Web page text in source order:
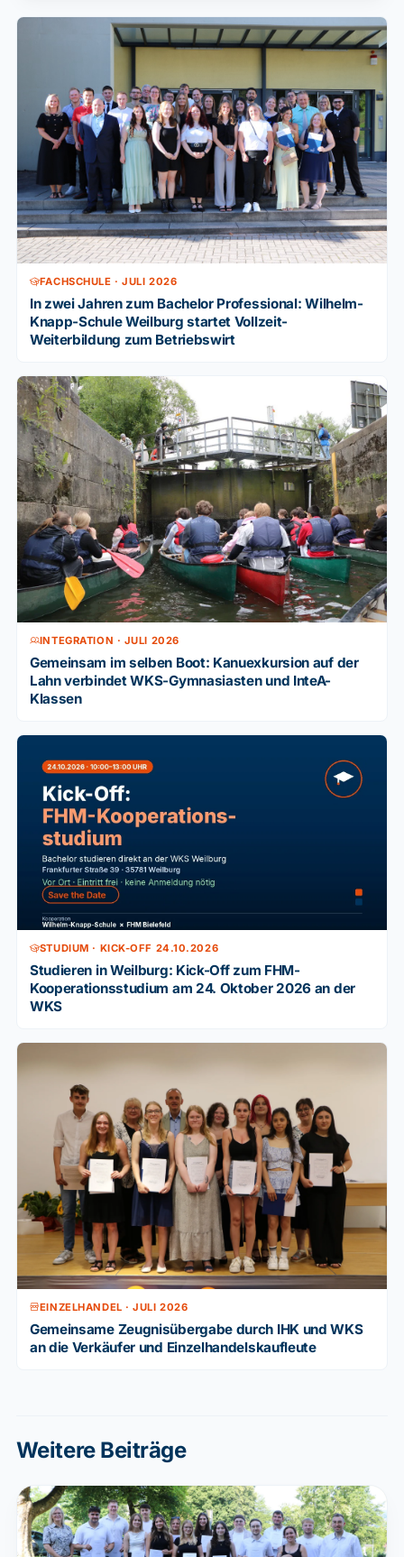
Schulform.
FACHSCHULE · JULI 2026
In zwei Jahren zum Bachelor Professional: Wilhelm-
Knapp-Schule Weilburg startet Vollzeit-
Weiterbildung zum Betriebswirt
INTEGRATION · JULI 2026
Gemeinsam im selben Boot: Kanuexkursion auf der
Lahn verbindet WKS-Gymnasiasten und InteA-
Klassen
STUDIUM · KICK-OFF 24.10.2026
Studieren in Weilburg: Kick-Off zum FHM-
Kooperationsstudium am 24. Oktober 2026 an der
WKS
EINZELHANDEL · JULI 2026
Gemeinsame Zeugnisübergabe durch IHK und WKS
an die Verkäufer und Einzelhandelskaufleute
Weitere Beiträge